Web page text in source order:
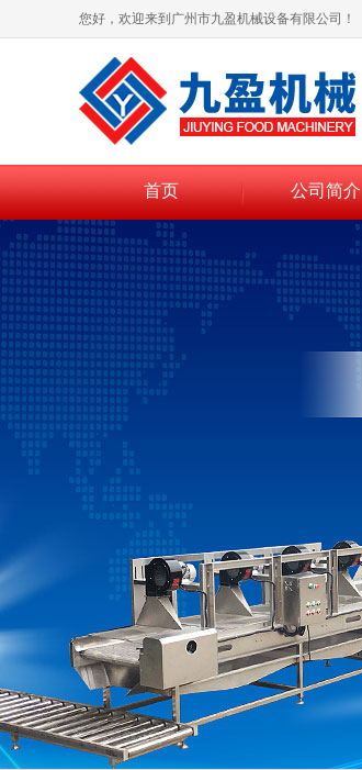
您好，欢迎来到广州市九盈机械设备有限公司！
首页 公司简介